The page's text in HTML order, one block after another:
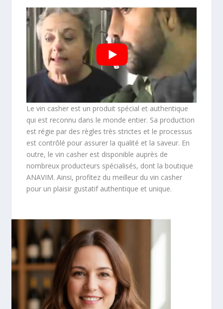
Le vin casher est un produit spécial et authentique
qui est reconnu dans le monde entier. Sa production
est régie par des règles très strictes et le processus
est contrôlé pour assurer la qualité et la saveur. En
outre, le vin casher est disponible auprès de
nombreux producteurs spécialisés, dont la boutique
ANAVIM. Ainsi, profitez du meilleur du vin casher
pour un plaisir gustatif authentique et unique.